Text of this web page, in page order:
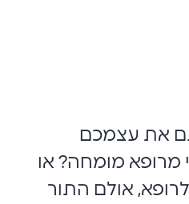
את עצמכם
מרופא מומחה? או
אולם התור